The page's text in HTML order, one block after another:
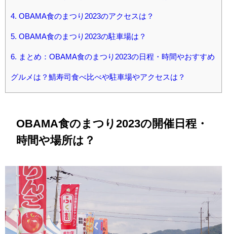
4. OBAMA食のまつり2023のアクセスは？
5. OBAMA食のまつり2023の駐車場は？
6. まとめ：OBAMA食のまつり2023の日程・時間やおすすめ
グルメは？鯖寿司食べ比べや駐車場やアクセスは？
OBAMA食のまつり2023の開催日程・
時間や場所は？